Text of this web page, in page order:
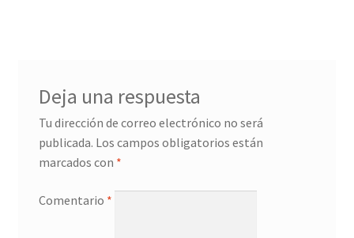
Deja una respuesta
Tu dirección de correo electrónico no será
publicada. Los campos obligatorios están
marcados con *
Comentario *